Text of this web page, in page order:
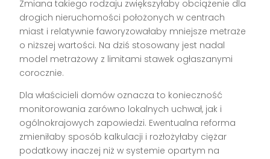
Zmiana takiego rodzaju zwiększyłaby obciążenie dla
drogich nieruchomości położonych w centrach
miast i relatywnie faworyzowałaby mniejsze metraże
o niższej wartości. Na dziś stosowany jest nadal
model metrażowy z limitami stawek ogłaszanymi
corocznie.
Dla właścicieli domów oznacza to konieczność
monitorowania zarówno lokalnych uchwał, jak i
ogólnokrajowych zapowiedzi. Ewentualna reforma
zmieniłaby sposób kalkulacji i rozłożyłaby ciężar
podatkowy inaczej niż w systemie opartym na